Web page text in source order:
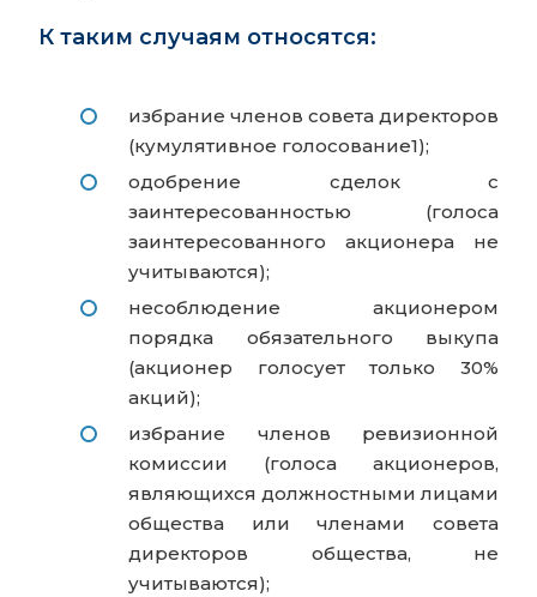
К таким случаям относятся:
избрание членов совета директоров
(кумулятивное голосование1);
одобрение сделок с
заинтересованностью (голоса
заинтересованного акционера не
учитываются);
несоблюдение акционером
порядка обязательного выкупа
(акционер голосует только 30%
акций);
избрание членов ревизионной
комиссии (голоса акционеров,
являющихся должностными лицами
общества или членами совета
директоров общества, не
учитываются);